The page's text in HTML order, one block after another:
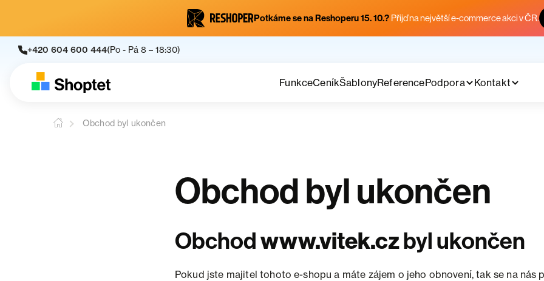
Potkáme se na Reshoperu 15. 10.? Přijď na největší e-commerce akci v ČR.
+420 604 600 444(Po - Pá 8 – 18:30)
FunkceCeníkŠablonyReferencePodpora Kontakt
Obchod byl ukončen
Obchod byl ukončen
Obchodwww.vitek.czbyl ukončen
Pokud jste majitel tohoto e-shopu a máte zájem o jeho obnovení, tak se na nás